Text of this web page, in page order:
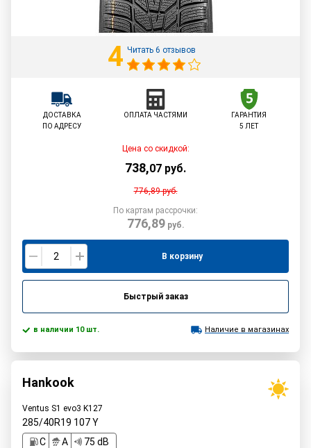
4 Читать 6 отзывов
ДОСТАВКА
ПО АДРЕСУ
ОПЛАТА ЧАСТЯМИ
ГАРАНТИЯ
5 ЛЕТ
Цена со скидкой:
738,07 руб.
776,89руб.
По картам рассрочки:
776,89руб.
В корзину
Быстрый заказ
в наличии 10 шт. Наличие в магазинах
Hankook
Ventus S1 evo3 K127
285/40R19 107Y
C
A 75 dB